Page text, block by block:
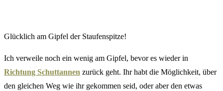
Glücklich am Gipfel der Staufenspitze!
Ich verweile noch ein wenig am Gipfel, bevor es wieder in
Richtung Schuttannen zurück geht. Ihr habt die Möglichkeit, über
den gleichen Weg wie ihr gekommen seid, oder aber den etwas